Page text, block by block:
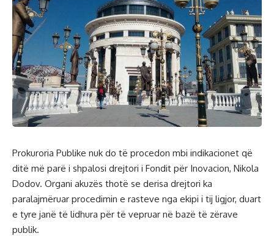
Prokuroria Publike nuk do të procedon mbi indikacionet që
ditë më parë i shpalosi drejtori i Fondit për Inovacion, Nikola
Dodov. Organi akuzës thotë se derisa drejtori ka
paralajmëruar procedimin e rasteve nga ekipi i tij ligjor, duart
e tyre janë të lidhura për të vepruar në bazë të zërave
publik.